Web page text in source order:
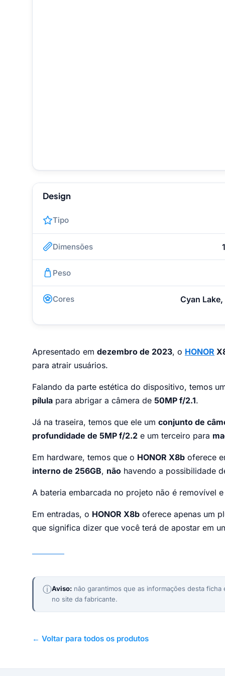
Design
Tipo
Dimensões
Peso
Cores
Cyan
Apresentado em dezembro de 2023, o HONOR
para atrair usuários.
Falando da parte estética do dispositivo, temos
pílula para abrigar a câmera de 50MP f/2.1.
Já na traseira, temos que ele um conjunto de
profundidade de 5MP f/2.2 e um terceiro para
Em hardware, temos que o HONOR X8b oferece
interno de 256GB, não havendo a possibilidade
A bateria embarcada no projeto não é removível
Em entradas, o HONOR X8b oferece apenas um
que significa dizer que você terá de apostar em
ⓘAviso:não garantimos que as informações desta ficha
no site da fabricante.
← Voltar para todos os produtos